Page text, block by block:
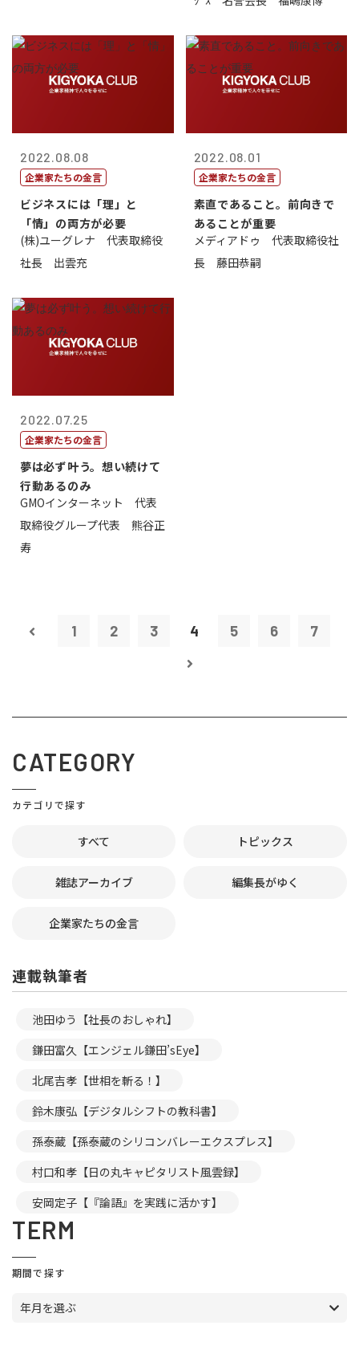
2022.08.08
企業家たちの金言
ビジネスには「理」と
「情」の両方が必要
(株)ユーグレナ 代表取締役
社長 出雲充
2022.08.01
企業家たちの金言
素直であること。前向きで
あることが重要
メディアドゥ 代表取締役社
長 藤田恭嗣
2022.07.25
企業家たちの金言
夢は必ず叶う。想い続けて
行動あるのみ
GMOインターネット 代表
取締役グループ代表 熊谷正
寿
1 2 3 4 5 6 7
CATEGORY
カテゴリで探す
すべて トピックス
雑誌アーカイブ 編集長がゆく
企業家たちの金言
連載執筆者
池田ゆう【社長のおしゃれ】
鎌田富久【エンジェル鎌田’sEye】
北尾吉孝【世相を斬る！】
鈴木康弘【デジタルシフトの教科書】
孫泰蔵【孫泰蔵のシリコンバレーエクスプレス】
村口和孝【日の丸キャピタリスト風雲録】
安岡定子【『論語』を実践に活かす】
TERM
期間で探す
年月を選ぶ